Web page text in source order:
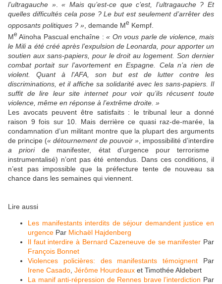
l’ultragauche ».« Mais qu’est-ce que c’est, l’ultragauche ? Et
quelles difficultés cela pose ? Le but est seulement d’arrêter des
opposants politiques ? » , demande Me Kempf.
Me Aïnoha Pascual enchaîne :« On vous parle de violence, mais
le Mili a été créé après l’expulsion de Leonarda, pour apporter un
soutien aux sans-papiers, pour le droit au logement. Son dernier
combat portait sur l’avortement en Espagne. Cela n’a rien de
violent. Quant à l'AFA, son but est de lutter contre les
discriminations, et il affiche sa solidarité avec les sans-papiers. Il
suffit de lire leur site internet pour voir qu’ils récusent toute
violence, même en réponse à l’extrême droite. »
Les avocats peuvent être satisfaits : le tribunal leur a donné
raison 9 fois sur 10. Mais derrière ce quasi raz-de-marée, la
condamnation d’un militant montre que la plupart des arguments
de principe (« détournement de pouvoir », impossibilité d’interdire
a prioride manifester, état d’urgence pour terrorisme
instrumentalisé) n’ont pas été entendus. Dans ces conditions, il
n’est pas impossible que la préfecture tente de nouveau sa
chance dans les semaines qui viennent.
Lire aussi
Les manifestants interdits de séjour demandent justice en
urgence Par Michaël Hajdenberg
Il faut interdire à Bernard Cazeneuve de se manifester Par
François Bonnet
Violences policières: des manifestants témoignent
Par
Irene Casado Jérôme Hourdeaux et Timothée Aldebert
La manif anti-répression de Rennes brave l’interdiction Par